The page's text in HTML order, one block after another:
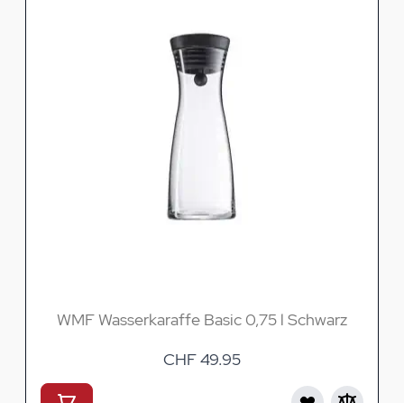
WMF Wasserkaraffe Basic 0,75 l Schwarz
CHF 49.95